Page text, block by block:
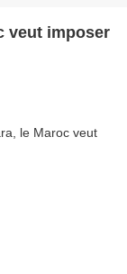
veut imposer